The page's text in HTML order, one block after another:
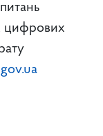
цифрових